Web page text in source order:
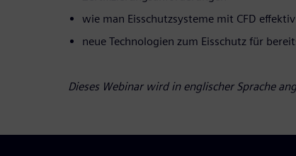
wie man Eisschutzsysteme mit CFD
neue Technologien zum Eisschutz für
Dieses Webinar wird in englischer Sprache